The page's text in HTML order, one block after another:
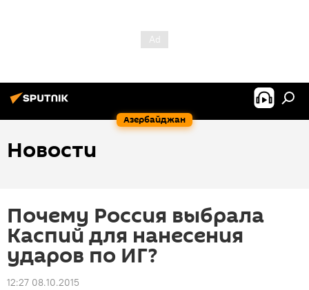
Азербайджан
Новости
Почему Россия выбрала
Каспий для нанесения
ударов по ИГ?
12:27 08.10.2015